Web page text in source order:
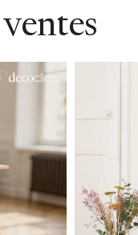
ventes